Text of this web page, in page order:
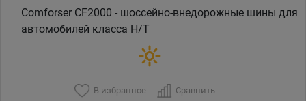
Comforser CF2000 - шоссейно-внедорожные шины для
автомобилей класса H/T
В избранное Сравнить